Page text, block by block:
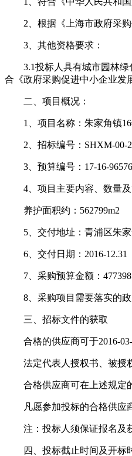
2、根据《上海市政府采购
3、其他资格要求：
3.1投标人具有城市园林绿化
合《政府采购促进中小企业发
二、项目概况：
1、项目名称：朱家角镇16
2、招标编号：SHXM-00-
3、预算编号：17-16-96576
4、项目主要内容、数量及
养护面积约：562799m2
5、交付地址：青浦区朱家
6、交付日期：2016-12.31
7、采购预算金额：4773981
8、采购项目需要落实的政
三、招标文件的获取
合格的供应商可于2016-03-
法定代表人授权书、被授权
合格供应商可在上述规定的
凡愿参加投标的合格供应商
注：投标人须保证报名及获
四、投标截止时间及开标